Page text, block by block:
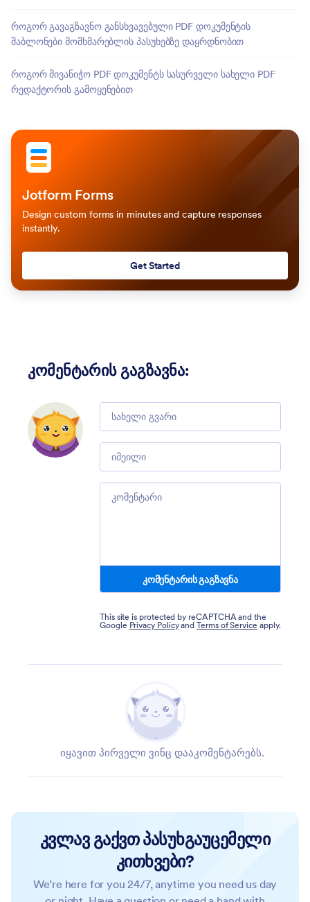
როგორ გავაგზავნო განსხვავებული PDF დოკუმენტის
შაბლონები მომხმარებლის პასუხებზე დაყრდნობით
როგორ მივანიჭო PDF დოკუმენტს სასურველი სახელი PDF
რედაქტორის გამოყენებით
Jotform Forms
Design custom forms in minutes and capture responses
instantly.
Get Started
კომენტარის გაგზავნა:
Comment
Email
Comment
კომენტარის გაგზავნა
This site is protected by reCAPTCHA and the
Google Privacy PolicyandTerms of Service apply.
იყავით პირველი ვინც დააკომენტარებს.
კვლავ გაქვთ პასუხგაუცემელი
კითხვები?
We’re here for you 24/7, anytime you need us day